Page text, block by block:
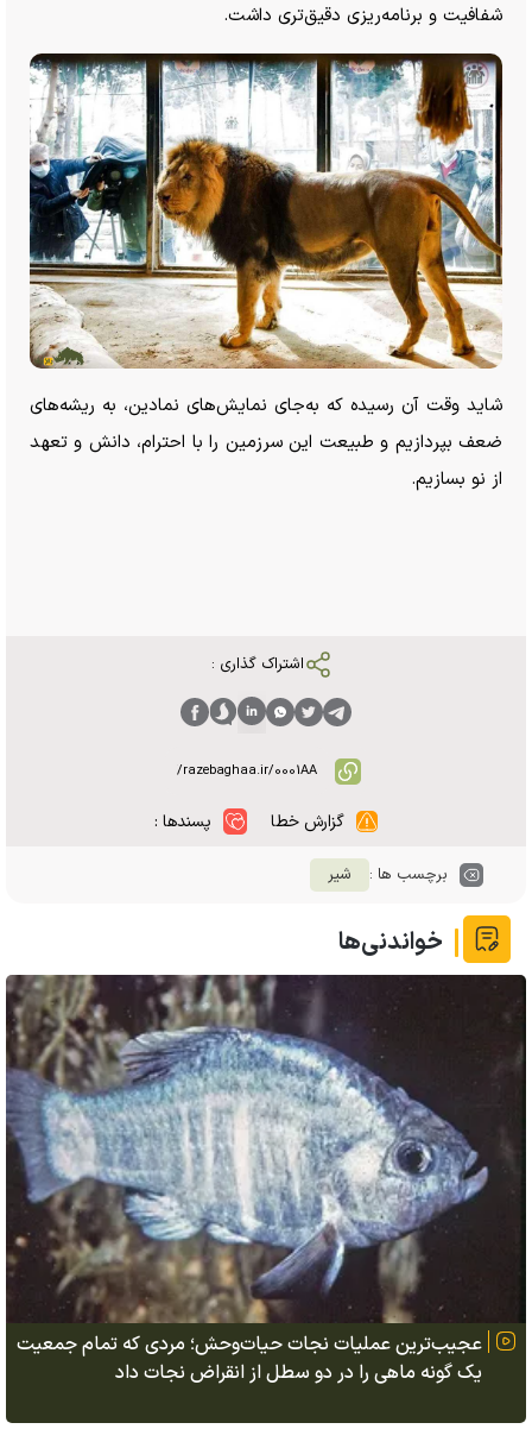
شفافیت و برنامه‌ریزی دقیق‌تری داشت.
شاید وقت آن رسیده که به‌جای نمایش‌های نمادین، به ریشه‌های
ضعف بپردازیم و طبیعت این سرزمین را با احترام، دانش و تعهد
از نو بسازیم.
اشتراک گذاری :
گزارش خطا پسندها :
برچسب ها : شیر
خواندنی‌ها
عجیب‌ترین عملیات نجات حیات‌وحش؛ مردی که تمام جمعیت
یک گونه ماهی را در دو سطل از انقراض نجات داد